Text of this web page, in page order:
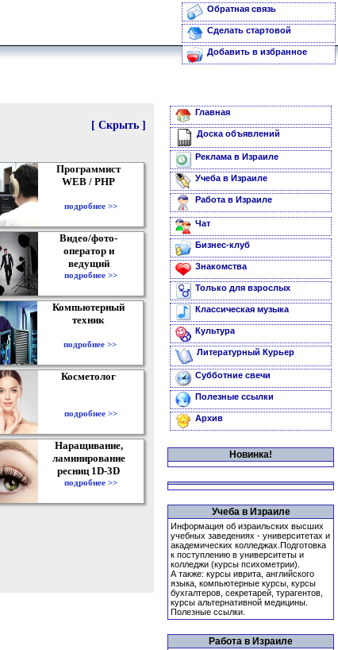
Обратная связь
Сделать стартовой
Добавить в избранное
[ Скрыть ]
Программист
WEB / PHP
подробнее >>
Видео/фото-
оператор и
ведущий
подробнее >>
Компьютерный
техник
подробнее >>
Косметолог
подробнее >>
Наращивание,
ламинирование
ресниц 1D-3D
подробнее >>
Главная
Доска объявлений
Реклама в Израиле
Учеба в Израиле
Работа в Израиле
Чат
Бизнес-клуб
Знакомства
Только для взрослых
Классическая музыка
Культура
Литературный Курьер
Субботние свечи
Полезные ссылки
Архив
Новинка!
Учеба в Израиле
Информация об израильских высших
учебных заведениях - университетах и
академических колледжах.Подготовка
к поступлению в университеты и
колледжи (курсы психометрии).
А также: курсы иврита, английского
языка, компьютерные курсы, курсы
бухгалтеров, секретарей, турагентов,
курсы альтернативной медицины.
Полезные ссылки.
Работа в Израиле